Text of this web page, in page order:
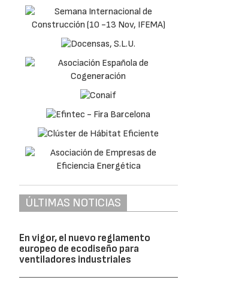
ÚLTIMAS NOTICIAS
En vigor, el nuevo reglamento
europeo de ecodiseño para
ventiladores industriales